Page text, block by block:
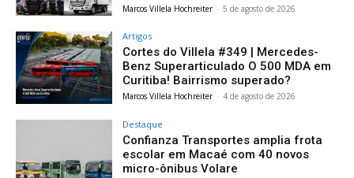
Marcos Villela Hochreiter - 5 de agosto de 2026
Artigos
Cortes do Villela #349 | Mercedes-
Benz Superarticulado O 500 MDA em
Curitiba! Bairrismo superado?
Marcos Villela Hochreiter - 4 de agosto de 2026
Destaque
Confianza Transportes amplia frota
escolar em Macaé com 40 novos
micro-ônibus Volare